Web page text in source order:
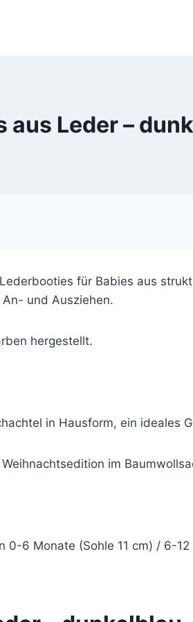
aus Leder –
für Babies aus
und Ausziehen.
hergestellt.
in Hausform, ein ideales
im
0-6 Monate (Sohle 11 cm) / 6-